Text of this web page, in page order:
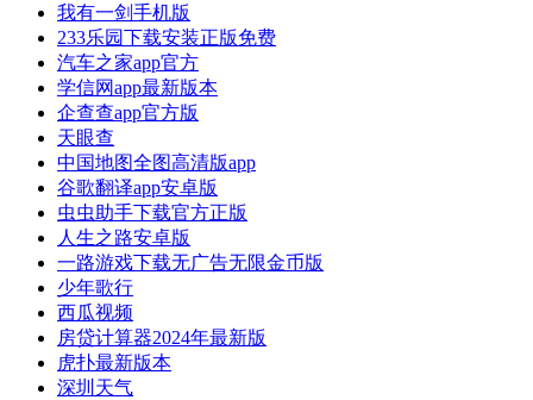
我有一剑手机版
233乐园下载安装正版免费
汽车之家app官方
学信网app最新版本
企查查app官方版
天眼查
中国地图全图高清版app
谷歌翻译app安卓版
虫虫助手下载官方正版
人生之路安卓版
一路游戏下载无广告无限金币版
少年歌行
西瓜视频
房贷计算器2024年最新版
虎扑最新版本
深圳天气